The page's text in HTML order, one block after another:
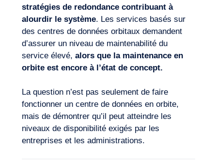
stratégies de redondance contribuant à
alourdir le système. Les services basés sur
des centres de données orbitaux demandent
d’assurer un niveau de maintenabilité du
service élevé, alors que la maintenance en
orbite est encore à l’état de concept.
La question n’est pas seulement de faire
fonctionner un centre de données en orbite,
mais de démontrer qu’il peut atteindre les
niveaux de disponibilité exigés par les
entreprises et les administrations.